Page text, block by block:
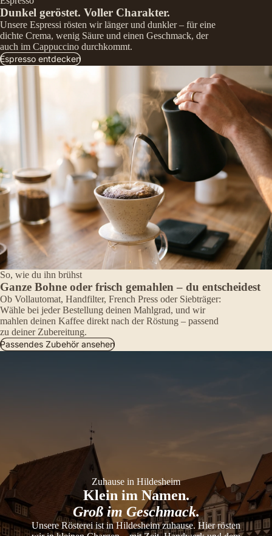
Dunkel geröstet. Voller Charakter.
Unsere Espressi rösten wir länger und dunkler – für eine
dichte Crema, wenig Säure und einen Geschmack, der
auch im Cappuccino durchkommt.
Espresso entdecken
So, wie du ihn brühst
Ganze Bohne oder frisch gemahlen – du entscheidest
Ob Vollautomat, Handfilter, French Press oder Siebträger:
Wähle bei jeder Bestellung deinen Mahlgrad, und wir
mahlen deinen Kaffee direkt nach der Röstung – passend
zu deiner Zubereitung.
Passendes Zubehör ansehen
Zuhause in Hildesheim
Klein im Namen.
Groß im Geschmack.
Unsere Rösterei ist in Hildesheim zuhause. Hier rösten